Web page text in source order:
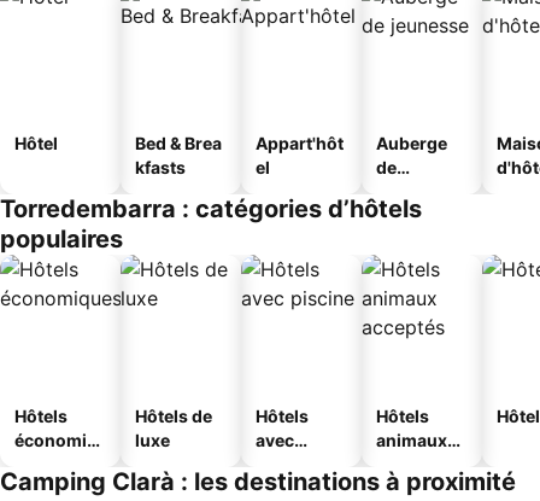
Hôtel
Bed & Brea
kfasts
Appart'hôt
el
Auberge
de
Torredembarra : catégories d’hôtels
populaires
Hôtels
économiq
Hôtels de
luxe
Hôtels
avec
Hôtels
animaux
Camping Clarà : les destinations à proximité